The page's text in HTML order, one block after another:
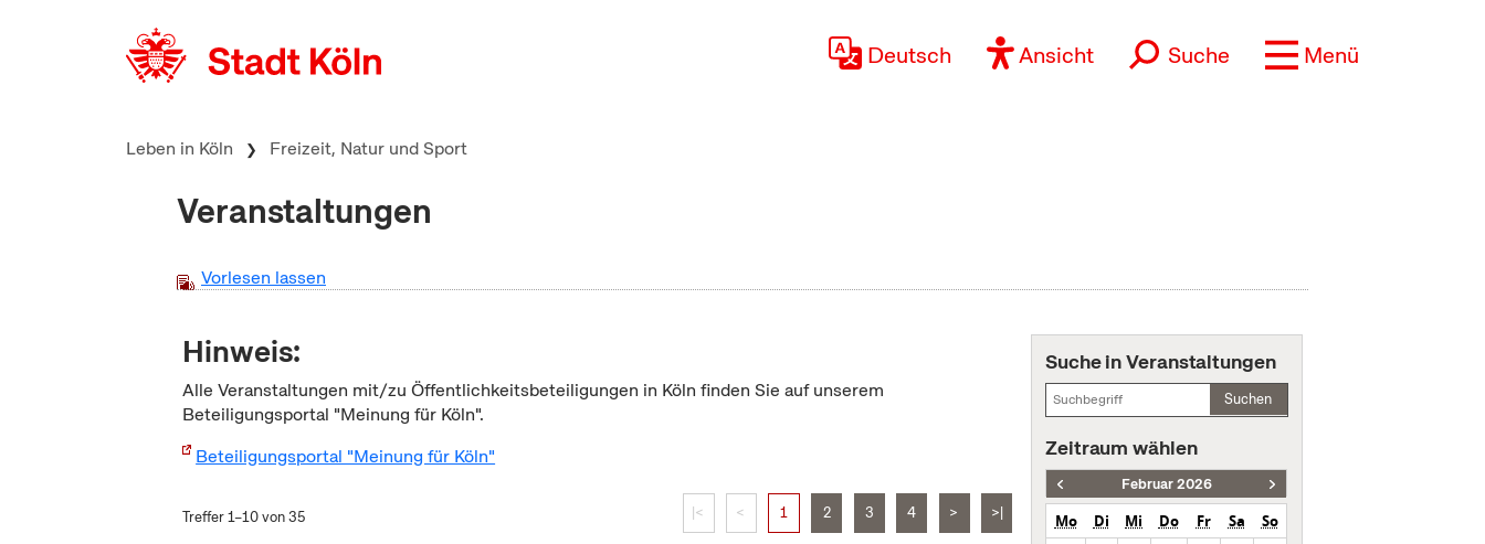
Deutsch Ansicht Suche Menü
Leben in Köln Freizeit, Natur und Sport
Veranstaltungen
Vorlesen lassen
Hinweis:
Alle Veranstaltungen mit/zu Öffentlichkeitsbeteiligungen in Köln finden Sie auf unserem
Beteiligungsportal "Meinung für Köln".
Beteiligungsportal "Meinung für Köln"
Treffer 1–10 von 35 |< < 1 2 3 4 > >|
Suche in Veranstaltungen
Suchen
Zeitraum wählen
Februar 2026
Mo Di Mi Do Fr Sa
So